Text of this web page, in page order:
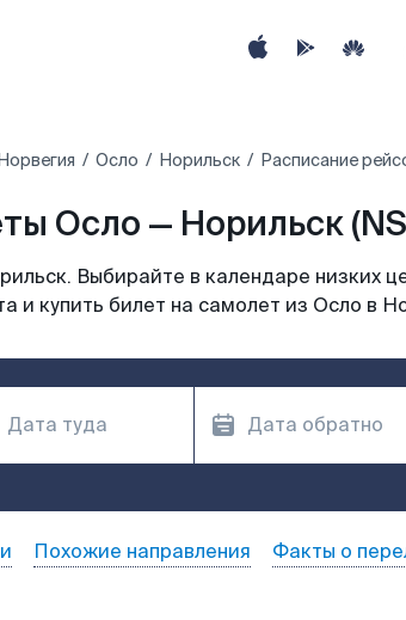
Осло Норильск Расписание
Осло — Норильск
Выбирайте в календаре низких
и купить билет на самолет из Осло в
Похожие направления Факты о